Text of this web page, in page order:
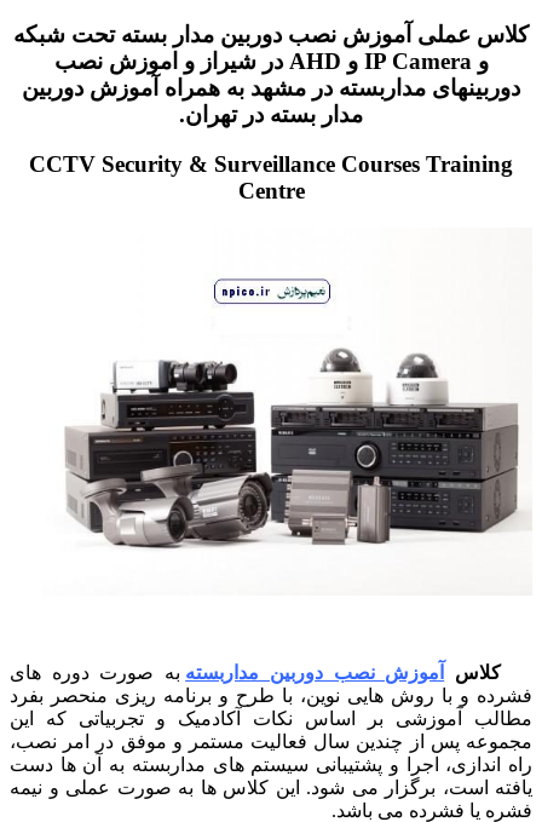
عملی آموزش نصب دوربین مدار بسته تحت شبکه
و IP Camera و AHD در شیراز و اموزش نصب
دوربینهای مداربسته در مشهد به همراه آموزش دوربین
مدار بسته در تهران.
CCTV Security & Surveillance Courses Training
Centre
کلاسآموزش نصب دوربین مداربستهبه صورت دوره های
و با روش هایی نوین، با طرح و برنامه ریزی منحصر بفرد
آموزشی بر اساس نکات آکادمیک و تجربیاتی که این
پس از چندین سال فعالیت مستمر و موفق در امر نصب،
اندازی، اجرا و پشتیبانی سیستم های مداربسته به آن ها دست
است، برگزار می شود. این کلاس ها به صورت عملی و نیمه
یا فشرده می باشد.